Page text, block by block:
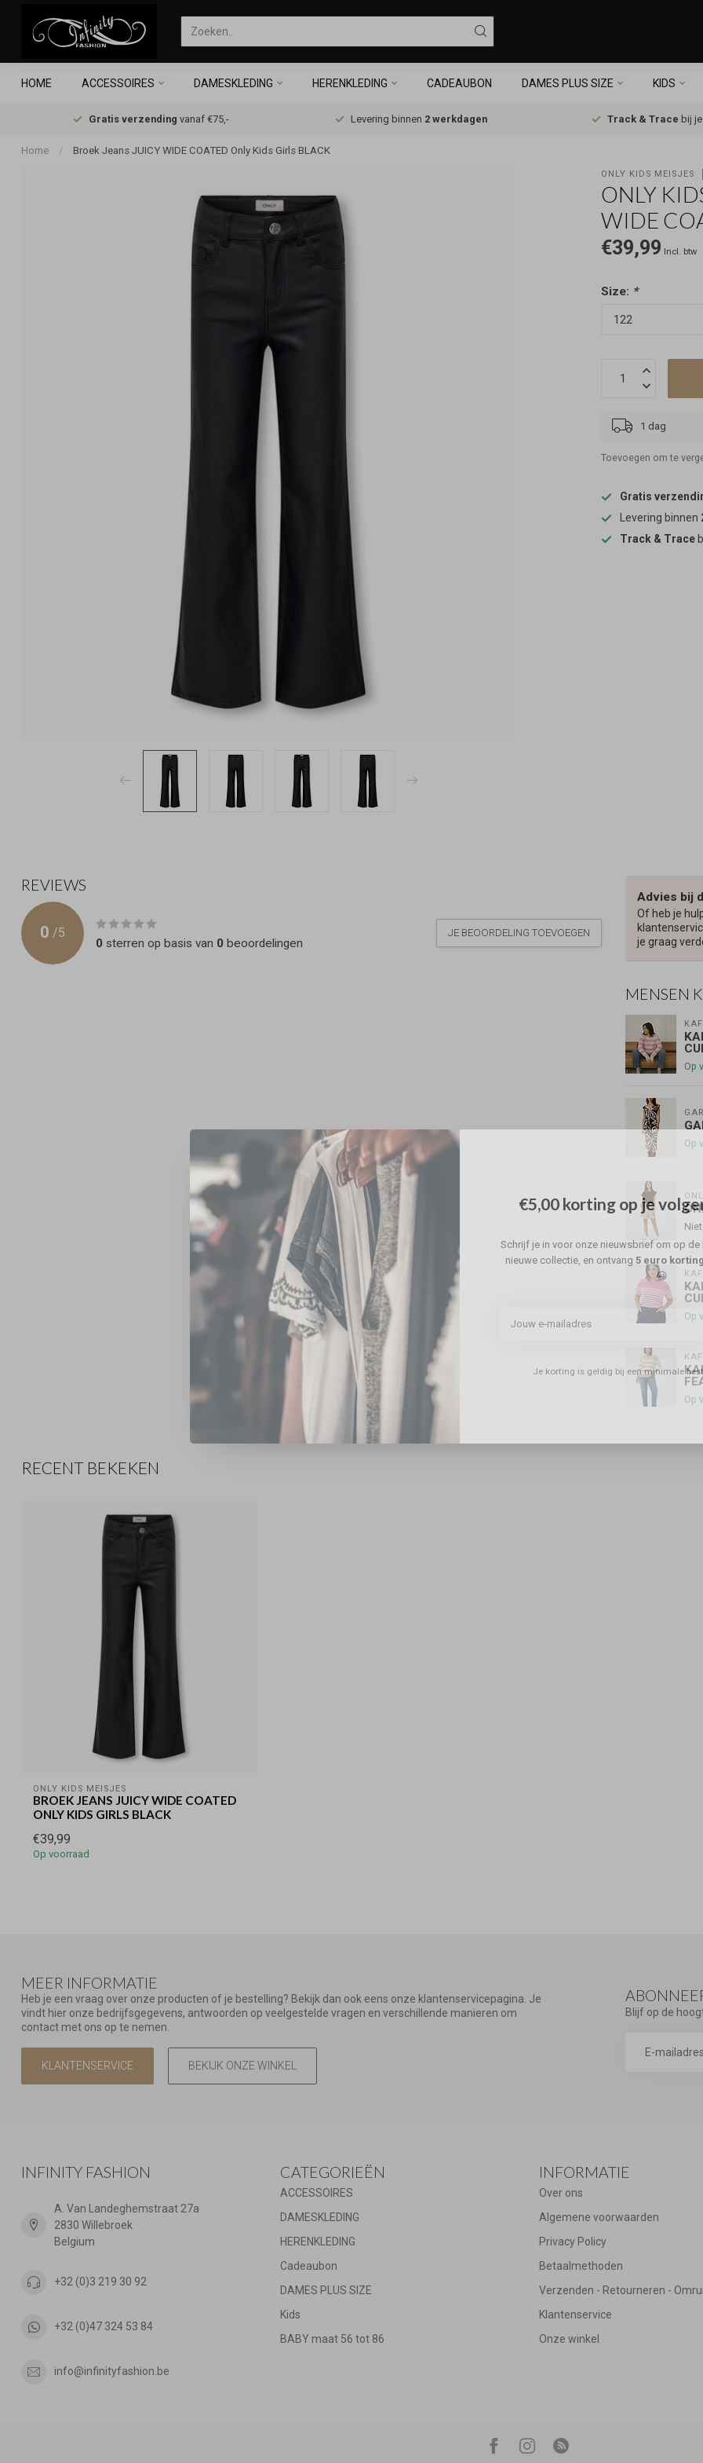
HOME ACCESSOIRES DAMESKLEDING HERENKLEDING CADEAUBON DAMES PLUS SIZE KIDS
Gratis verzending vanaf €75,- Levering binnen 2 werkdagen Track & Trace bij
Home / Broek Jeans JUICY WIDE COATED Only Kids Girls BLACK
ONLY KIDS MEISJES
ONLY
WIDE
€39,99 Incl. btw
Size: *
1 dag
Toevoegen om te
Gratis
Levering binnen
Track & Trace
REVIEWS
0 /5
0 sterren op basis van 0 beoordelingen
JE BEOORDELING TOEVOEGEN
Advies bij
Of heb je
je graag
MENSEN
Op
Op
Op
Op
RECENT BEKEKEN
ONLY KIDS MEISJES
BROEK JEANS JUICY WIDE COATED
ONLY KIDS GIRLS BLACK
€39,99
Op voorraad
MEER INFORMATIE
Heb je een vraag over onze producten of je bestelling? Bekijk dan ook eens onze klantenservicepagina. Je
vindt hier onze bedrijfsgegevens, antwoorden op veelgestelde vragen en verschillende manieren om
contact met ons op te nemen.
KLANTENSERVICE BEKIJK ONZE WINKEL
Blijf op de
INFINITY FASHION
A. Van Landeghemstraat 27a
2830 Willebroek
Belgium
+32 (0)3 219 30 92
+32 (0)47 324 53 84
info@infinityfashion.be
CATEGORIEËN
ACCESSOIRES
DAMESKLEDING
HERENKLEDING
Cadeaubon
DAMES PLUS SIZE
Kids
BABY maat 56 tot 86
INFORMATIE
Over ons
Algemene voorwaarden
Privacy Policy
Betaalmethoden
Verzenden - Retourneren -
Klantenservice
Onze winkel
€5,00 korting op je
Schrijf je in voor onze nieuwsbrief om op
nieuwe collectie, en ontvang 5 euro korting
😀
Je korting is geldig bij een minimale